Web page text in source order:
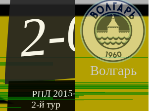
Волгарь
2-0
РПЛ 2015-2016
2-й тур